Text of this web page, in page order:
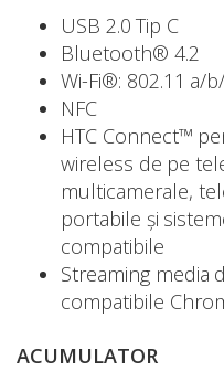
USB 2.0 Tip C
Bluetooth® 4.2
Wi-Fi®: 802.11 a/
NFC
HTC Connect™
wireless de pe
multicamerale,
portabile și
compatibile
Streaming media
compatibile
ACUMULATOR